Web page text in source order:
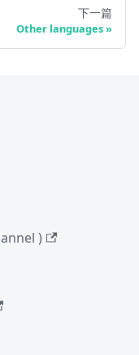
下一篇
Other languages
)